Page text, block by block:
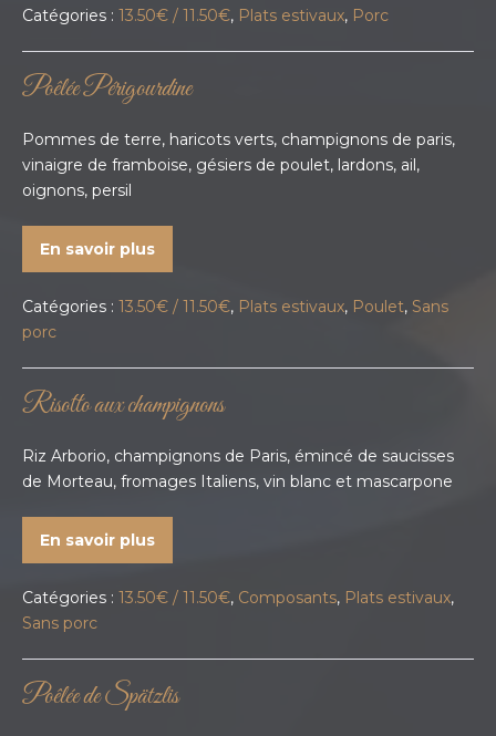
Catégories : 13.50€ / 11.50€, Plats estivaux, Porc
Poêlée Périgourdine
Pommes de terre, haricots verts, champignons de paris,
vinaigre de framboise, gésiers de poulet, lardons, ail,
oignons, persil
En savoir plus
Catégories : 13.50€ / 11.50€, Plats estivaux, Poulet, Sans
porc
Risotto aux champignons
Riz Arborio, champignons de Paris, émincé de saucisses
de Morteau, fromages Italiens, vin blanc et mascarpone
En savoir plus
Catégories : 13.50€ / 11.50€, Composants, Plats estivaux,
Sans porc
Poêlée de Spätzlis